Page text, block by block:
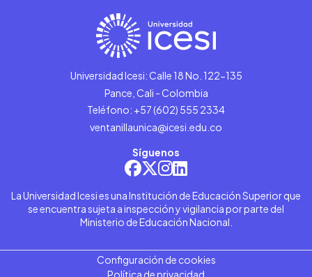
Universidad Icesi: Calle 18 No. 122-135
Pance, Cali - Colombia
Teléfono: +57 (602) 555 2334
ventanillaunica@icesi.edu.co
Síguenos
La Universidad Icesi es una Institución de Educación Superior que
se encuentra sujeta a inspección y vigilancia por parte del
Ministerio de Educación Nacional.
Configuración de cookies
Política de privacidad